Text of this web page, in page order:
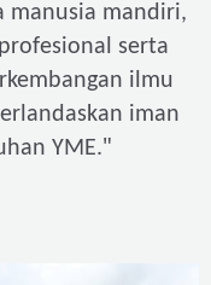
manusia mandiri,
serta
ilmu
iman
YME."